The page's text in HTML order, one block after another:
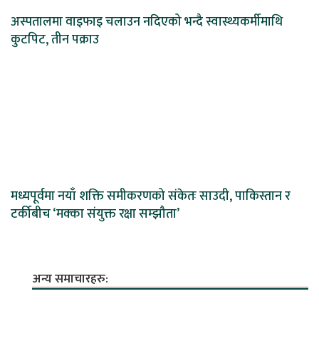
अस्पतालमा वाइफाइ चलाउन नदिएको भन्दै स्वास्थ्यकर्मीमाथि
कुटपिट, तीन पक्राउ
मध्यपूर्वमा नयाँ शक्ति समीकरणको संकेतः साउदी, पाकिस्तान र
टर्कीबीच ‘मक्का संयुक्त रक्षा सम्झौता’
अन्य समाचारहरु: